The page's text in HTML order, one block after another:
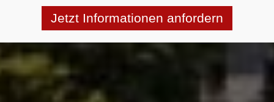
Jetzt Informationen anfordern